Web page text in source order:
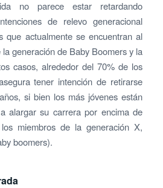
no parece estar retardando
de relevo generacional
que actualmente se encuentran al
generación de Baby Boomers y la
casos, alrededor del 70% de los
tener intención de retirarse
si bien los más jóvenes están
alargar su carrera por encima de
miembros de la generación X,
boomers).